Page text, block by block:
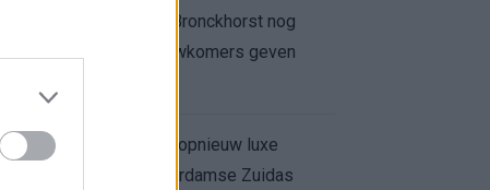
Feyenoord onder Van Bronckhorst nog
altijd ongeslagen: nieuwkomers geven
Hakim Ziyech verhuurt opnieuw luxe
appartement op Amsterdamse Zuidas